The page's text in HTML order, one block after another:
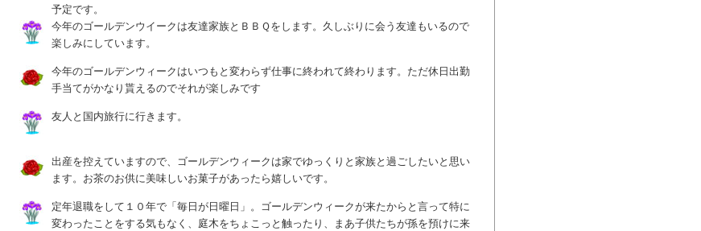
予定です。
今年のゴールデンウイークは友達家族とＢＢＱをします。久しぶりに会う友達もいるので
楽しみにしています。
今年のゴールデンウィークはいつもと変わらず仕事に終われて終わります。ただ休日出勤
手当てがかなり貰えるのでそれが楽しみです
友人と国内旅行に行きます。
出産を控えていますので、ゴールデンウィークは家でゆっくりと家族と過ごしたいと思い
ます。お茶のお供に美味しいお菓子があったら嬉しいです。
定年退職をして１０年で「毎日が日曜日」。ゴールデンウィークが来たからと言って特に
変わったことをする気もなく、庭木をちょこっと触ったり、まあ子供たちが孫を預けに来